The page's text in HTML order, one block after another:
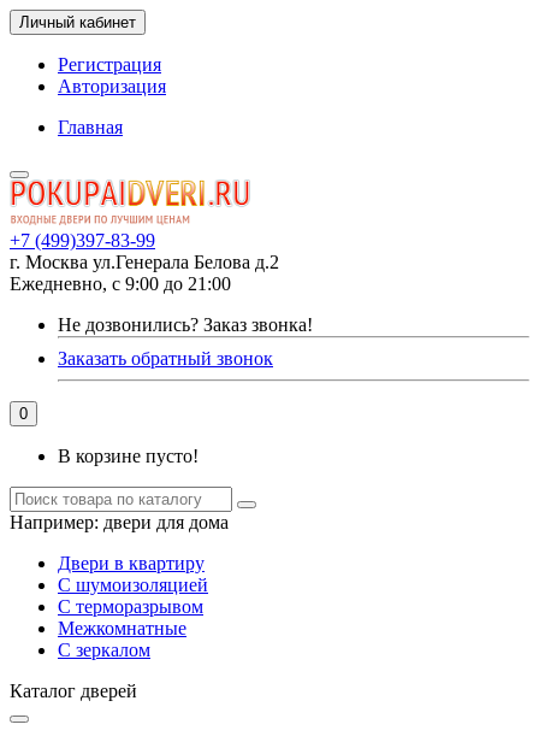
Личный кабинет
Регистрация
Авторизация
Главная
+7 (499)397-83-99
г. Москва ул.Генерала Белова д.2
Ежедневно, с 9:00 до 21:00
Не дозвонились? Заказ звонка!
Заказать обратный звонок
0
В корзине пусто!
Например: двери для дома
Двери в квартиру
С шумоизоляцией
С терморазрывом
Межкомнатные
С зеркалом
Каталог дверей